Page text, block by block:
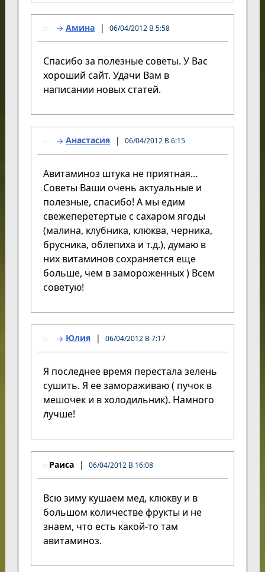
Амина 06/04/2012 В 5:58
Спасибо за полезные советы. У Вас
хороший сайт. Удачи Вам в
написании новых статей.
Анастасия 06/04/2012 В 6:15
Авитаминоз штука не приятная…
Советы Ваши очень актуальные и
полезные, спасибо! А мы едим
свежеперетертые с сахаром ягоды
(малина, клубника, клюква, черника,
брусника, облепиха и т.д.), думаю в
них витаминов сохраняется еще
больше, чем в замороженных ) Всем
советую!
Юлия 06/04/2012 В 7:17
Я последнее время перестала зелень
сушить. Я ее замораживаю ( пучок в
мешочек и в холодильник). Намного
лучше!
Раиса 06/04/2012 В 16:08
Всю зиму кушаем мед, клюкву и в
большом количестве фрукты и не
знаем, что есть какой-то там
авитаминоз.